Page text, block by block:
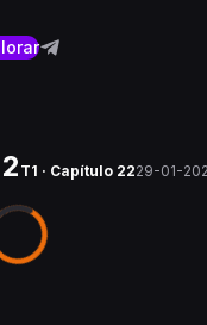
T1 · Capítulo 2229-01-